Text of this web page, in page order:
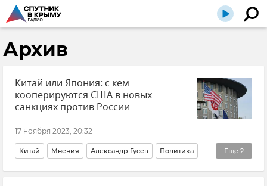
Архив
Китай или Япония: с кем
кооперируются США в новых
санкциях против России
17 ноября 2023, 20:32
Еще 2
Китай Мнения Александр Гусев Политика
В мире США